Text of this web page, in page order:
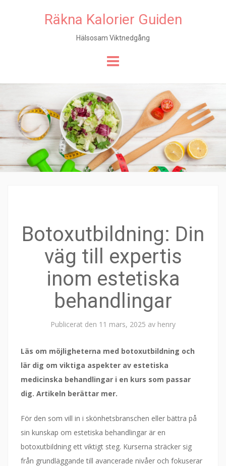
Räkna Kalorier Guiden
Hälsosam Viktnedgång
innehåll
Botoxutbildning: Din
väg till expertis
inom estetiska
behandlingar
Publicerat den 11 mars, 2025 av henry
Läs om möjligheterna med botoxutbildning och
lär dig om viktiga aspekter av estetiska
medicinska behandlingar i en kurs som passar
dig. Artikeln berättar mer.
För den som vill in i skönhetsbranschen eller bättra på
sin kunskap om estetiska behandlingar är en
botoxutbildning ett viktigt steg. Kurserna sträcker sig
från grundläggande till avancerade nivåer och fokuserar